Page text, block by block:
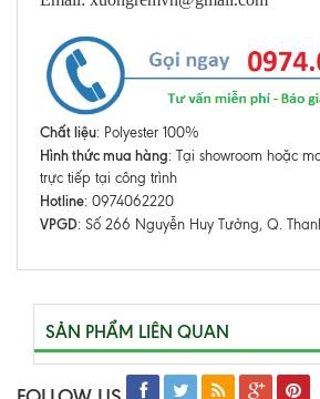
Chất liệu: Polyester 100%
Hình thức mua hàng: Tại showroom hoặc
trực tiếp tại công trình
Hotline: 0974062220
VPGD: Số 266 Nguyễn Huy Tưởng, Q.
SẢN PHẨM LIÊN QUAN